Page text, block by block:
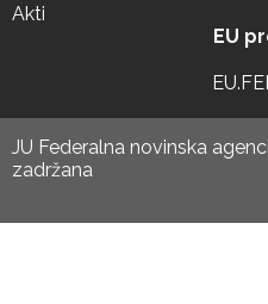
Akti
EU
JU Federalna novinska
zadržana